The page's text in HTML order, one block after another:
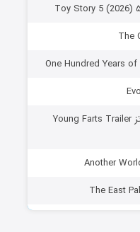
دانلود مستند قطعات تریلر یانگ فارتز Young Farts Trailer